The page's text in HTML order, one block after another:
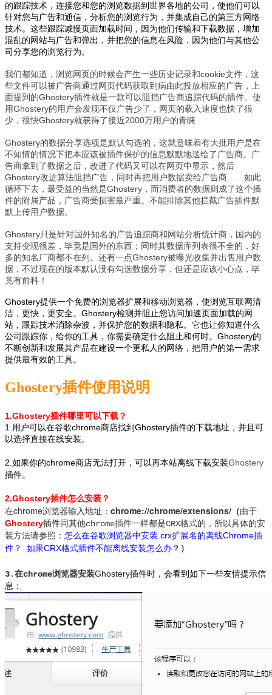
的跟踪技术，连接您和您的浏览数据到世界各地的公司，使他们可以
针对您与广告和通信，分析您的浏览行为，并集成自己的第三方网络
技术。这些跟踪减慢页面加载时间，因为他们传输和下载数据，增加
混乱的网站与广告和弹出，并把您的信息在风险，因为他们与其他公
司分享您的浏览行为。
我们都知道，浏览网页的时候会产生一些历史记录和cookie文件，这
些文件可以被广告商通过网页代码获取到病由此投放相应的广告，上
面提到的Ghostery插件就是一款可以阻挡广告商追踪代码的插件。使
用Ghostery的用户会发现不仅广告少了，网页的载入速度也快了很
少，很快Ghostery就获得了接近2000万用户的青睐
Ghostery的数据分享选项是默认勾选的，这就意味着有大批用户是在
不知情的情况下把本应该被插件保护的信息默默地送给了广告商。广
告商拿到了数据之后，改进了代码又可以在网页中显示，然后
Ghostery改进算法阻挡广告，同时再把用户数据卖给广告商……如此
循环下去，最受益的当然是Ghostery，而消费者的数据则成了这个插
件的附属产品，广告商受损害最严重。不能排除其他拦截广告插件默
默上传用户数据。
Ghostery只是针对国外知名的广告追踪商和网站分析统计商，国内的
支持变现很差，毕竟是国外的东西；同时其数据库列表很不全的，好
多的知名厂商都不在列。还有一点Ghostery被曝光收集并出售用户数
据，不过现在的版本默认没有勾选数据分享，但还是应该小心点，毕
竟有前科！
Ghostery提供一个免费的浏览器扩展和移动浏览器，使浏览互联网清
洁，更快，更安全。Ghostery检测并阻止您访问加速页面加载的网
站，跟踪技术消除杂波，并保护您的数据和隐私。它也让你知道什么
公司跟踪你，给你的工具，你需要确定什么阻止和何时。Ghostery的
不断创新和发展其产品在建设一个更私人的网络，把用户的第一需求
提供最有效的工具。
Ghostery插件使用说明
1.Ghostery插件哪里可以下载？
1.用户可以在谷歌chrome商店找到Ghostery插件的下载地址，并且可
以选择直接在线安装。
2.如果你的chrome商店无法打开，可以再本站离线下载安装Ghostery
插件。
2.Ghostery插件怎么安装？
在chrome浏览器输入地址： chrome://chrome/extensions/ （由于
Ghostery插件同其他chrome插件一样都是CRX格式的，所以具体的安
装方法请参照： 怎么在谷歌浏览器中安装.crx扩展名的离线Chrome插
件 ？ 如果CRX格式插件不能离线安装怎么办 ？ ）
3.在chrome浏览器安装Ghostery插件时，会看到如下一些友情提示信
息：